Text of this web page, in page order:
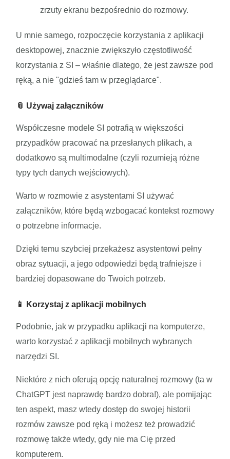
zrzuty ekranu bezpośrednio do rozmowy.
U mnie samego, rozpoczęcie korzystania z aplikacji
desktopowej, znacznie zwiększyło częstotliwość
korzystania z SI – właśnie dlatego, że jest zawsze pod
ręką, a nie "gdzieś tam w przeglądarce".
📎 Używaj załączników
Współczesne modele SI potrafią w większości
przypadków pracować na przesłanych plikach, a
dodatkowo są multimodalne (czyli rozumieją różne
typy tych danych wejściowych).
Warto w rozmowie z asystentami SI używać
załączników, które będą wzbogacać kontekst rozmowy
o potrzebne informacje.
Dzięki temu szybciej przekażesz asystentowi pełny
obraz sytuacji, a jego odpowiedzi będą trafniejsze i
bardziej dopasowane do Twoich potrzeb.
📱 Korzystaj z aplikacji mobilnych
Podobnie, jak w przypadku aplikacji na komputerze,
warto korzystać z aplikacji mobilnych wybranych
narzędzi SI.
Niektóre z nich oferują opcję naturalnej rozmowy (ta w
ChatGPT jest naprawdę bardzo dobra!), ale pomijając
ten aspekt, masz wtedy dostęp do swojej historii
rozmów zawsze pod ręką i możesz też prowadzić
rozmowę także wtedy, gdy nie ma Cię przed
komputerem.